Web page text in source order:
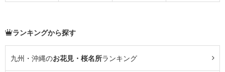
ランキングから探す
九州・沖縄のお花見・桜名所ランキング